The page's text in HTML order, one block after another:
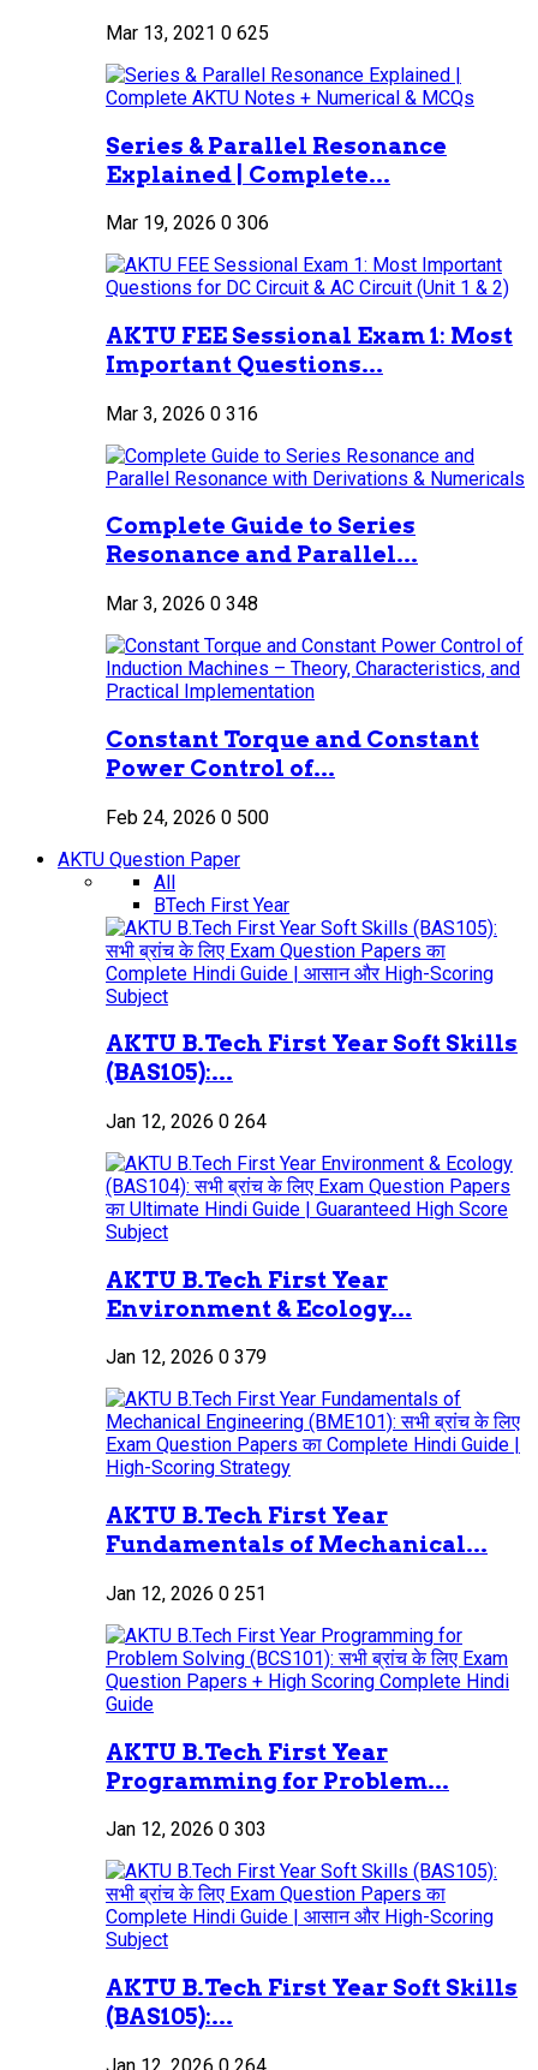
Mar 13, 2021 0 625
Series & Parallel Resonance
Explained | Complete...
Mar 19, 2026 0 306
AKTU FEE Sessional Exam 1: Most
Important Questions...
Mar 3, 2026 0 316
Complete Guide to Series
Resonance and Parallel...
Mar 3, 2026 0 348
Constant Torque and Constant
Power Control of...
Feb 24, 2026 0 500
AKTU Question Paper
All
BTech First Year
AKTU B.Tech First Year Soft Skills
(BAS105):...
Jan 12, 2026 0 264
AKTU B.Tech First Year
Environment & Ecology...
Jan 12, 2026 0 379
AKTU B.Tech First Year
Fundamentals of Mechanical...
Jan 12, 2026 0 251
AKTU B.Tech First Year
Programming for Problem...
Jan 12, 2026 0 303
AKTU B.Tech First Year Soft Skills
(BAS105):...